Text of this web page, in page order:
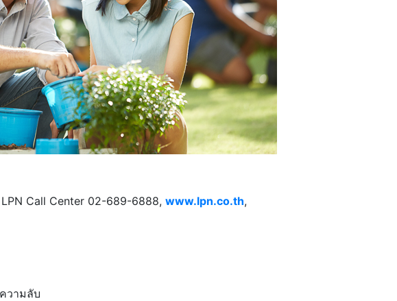
Call Center 02-689-6888, www.lpn.co.th,
วามลับ